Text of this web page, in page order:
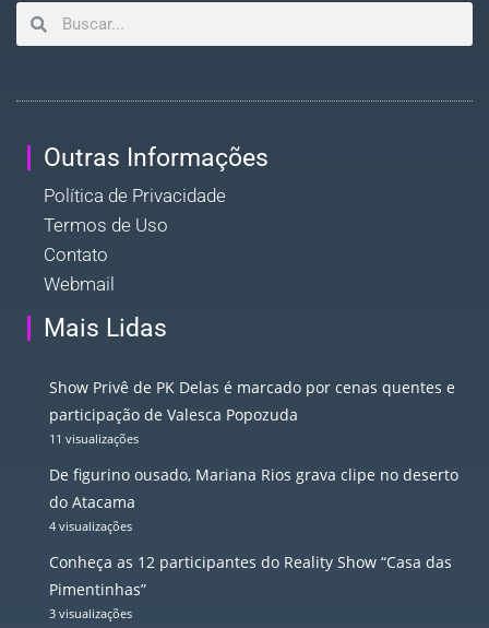
Outras Informações
Política de Privacidade
Termos de Uso
Contato
Webmail
Mais Lidas
Show Privê de PK Delas é marcado por cenas quentes e
participação de Valesca Popozuda
11 visualizações
De figurino ousado, Mariana Rios grava clipe no deserto
do Atacama
4 visualizações
Conheça as 12 participantes do Reality Show “Casa das
Pimentinhas”
3 visualizações